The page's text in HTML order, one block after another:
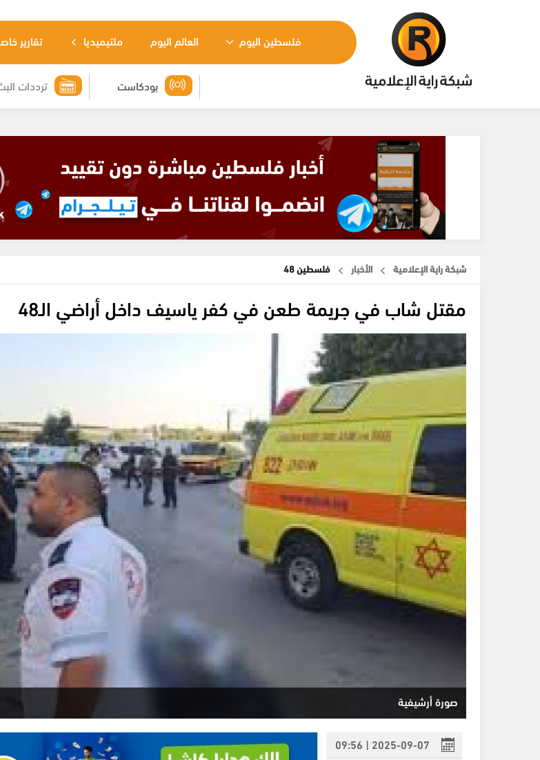
فلسطين اليوم العالم اليوم ملتيميديا تقارير
ترددات بودكاست
شبكة راية الإعلامية الأخبار فلسطين 48
مقتل شاب في جريمة طعن في كفر ياسيف داخل أراضي الـ48
صورة أرشيفية
2025-09-07 | 09:56